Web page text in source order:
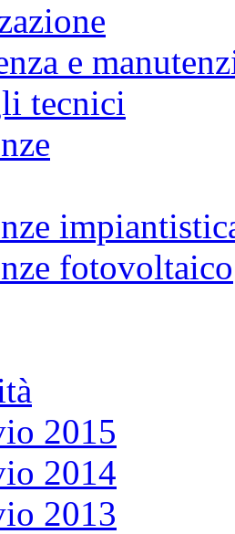
e
tecnici
fotovoltaico
2015
2014
2013